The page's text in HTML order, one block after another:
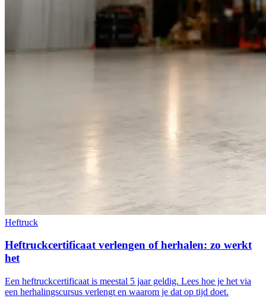
Heftruck
Heftruckcertificaat verlengen of herhalen: zo werkt
het
Een heftruckcertificaat is meestal 5 jaar geldig. Lees hoe je het via
een herhalingscursus verlengt en waarom je dat op tijd doet.